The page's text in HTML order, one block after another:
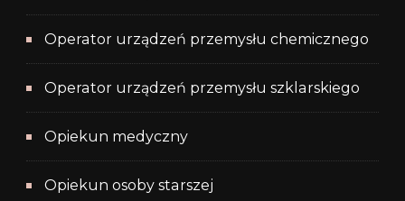
Operator urządzeń przemysłu chemicznego
Operator urządzeń przemysłu szklarskiego
Opiekun medyczny
Opiekun osoby starszej